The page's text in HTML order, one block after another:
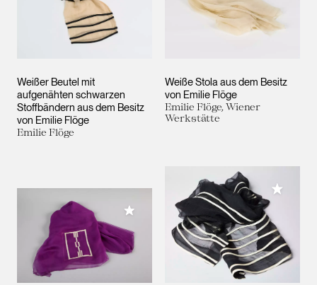
Weißer Beutel mit
aufgenähten schwarzen
Stoffbändern aus dem Besitz
von Emilie Flöge
Emilie Flöge
Weiße Stola aus dem Besitz
von Emilie Flöge
Emilie Flöge, Wiener
Werkstätte
Meiner Sammlung hinzufügen
Meiner